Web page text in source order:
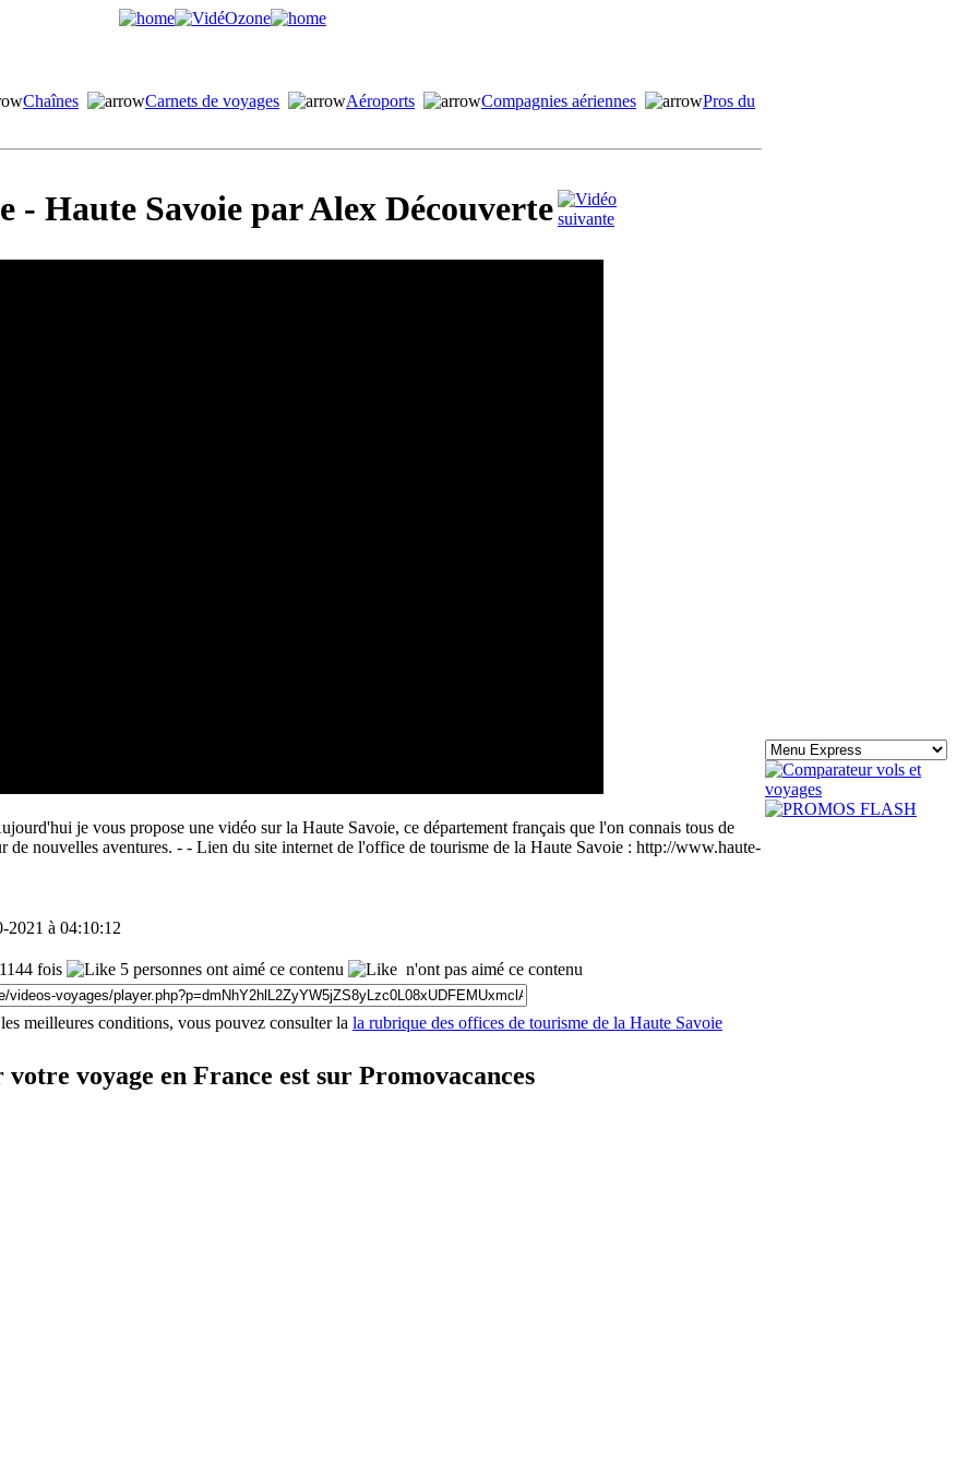
Chaînes Carnets de voyages Aéroports Compagnies aériennes
Pros du
- Haute Savoie par Alex Découverte
je vous propose une vidéo sur la Haute Savoie, ce département français que l'on connais tous de
de nouvelles aventures. - - Lien du site internet de l'office de tourisme de la Haute Savoie : http://www.haute-
2021 à 04:10:12
fois 5 personnes ont aimé ce contenu
n'ont pas aimé ce contenu
meilleures conditions, vous pouvez consulter la la rubrique des offices de tourisme de la Haute Savoie
voyage en France est sur Promovacances